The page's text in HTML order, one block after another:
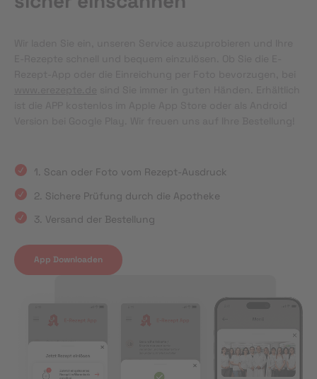
1. Scan oder Foto vom Rezept-Ausdruck
2. Sichere Prüfung durch die Apotheke
3. Versand der Bestellung
App Downloaden